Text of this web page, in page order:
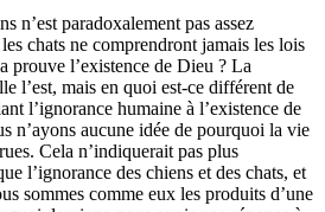
n’est paradoxalement pas assez
chats ne comprendront jamais les lois
prouve l’existence de Dieu ? La
l’est, mais en quoi est-ce différent de
l’ignorance humaine à l’existence de
n’ayons aucune idée de pourquoi la vie
Cela n’indiquerait pas plus
l’ignorance des chiens et des chats, et
sommes comme eux les produits d’une